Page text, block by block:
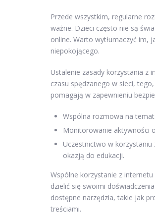
Przede wszystkim, regularne
ważne. Dzieci często nie są
online. Warto wytłumaczyć im,
niepokojącego.
Ustalenie zasady korzystania z
czasu spędzanego w sieci,
pomagają w zapewnieniu
Wspólna rozmowa na
Monitorowanie aktywności
Uczestnictwo w
okazją do edukacji.
Wspólne korzystanie z
dzielić się swoimi
dostępne narzędzia, takie jak
treściami.